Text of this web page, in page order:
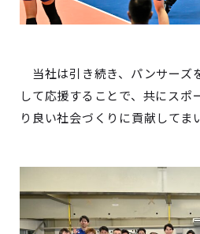
当社は引き続き、パンサーズ
して応援することで、共にスポ
り良い社会づくりに貢献してま